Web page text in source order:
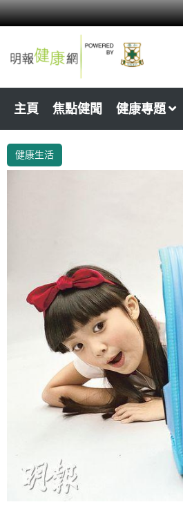
Skip
to
content
主頁 焦點健聞 健康專題
健康生活